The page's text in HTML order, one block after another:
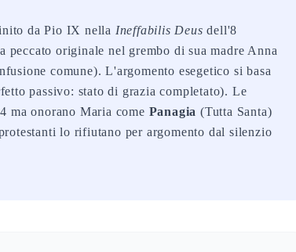
da Pio IX nella Ineffabilis Deus dell'8
peccato originale nel grembo di sua madre Anna
comune). L'argomento esegetico si basa
passivo: stato di grazia completato). Le
ma onorano Maria come Panagia (Tutta Santa)
lo rifiutano per argomento dal silenzio